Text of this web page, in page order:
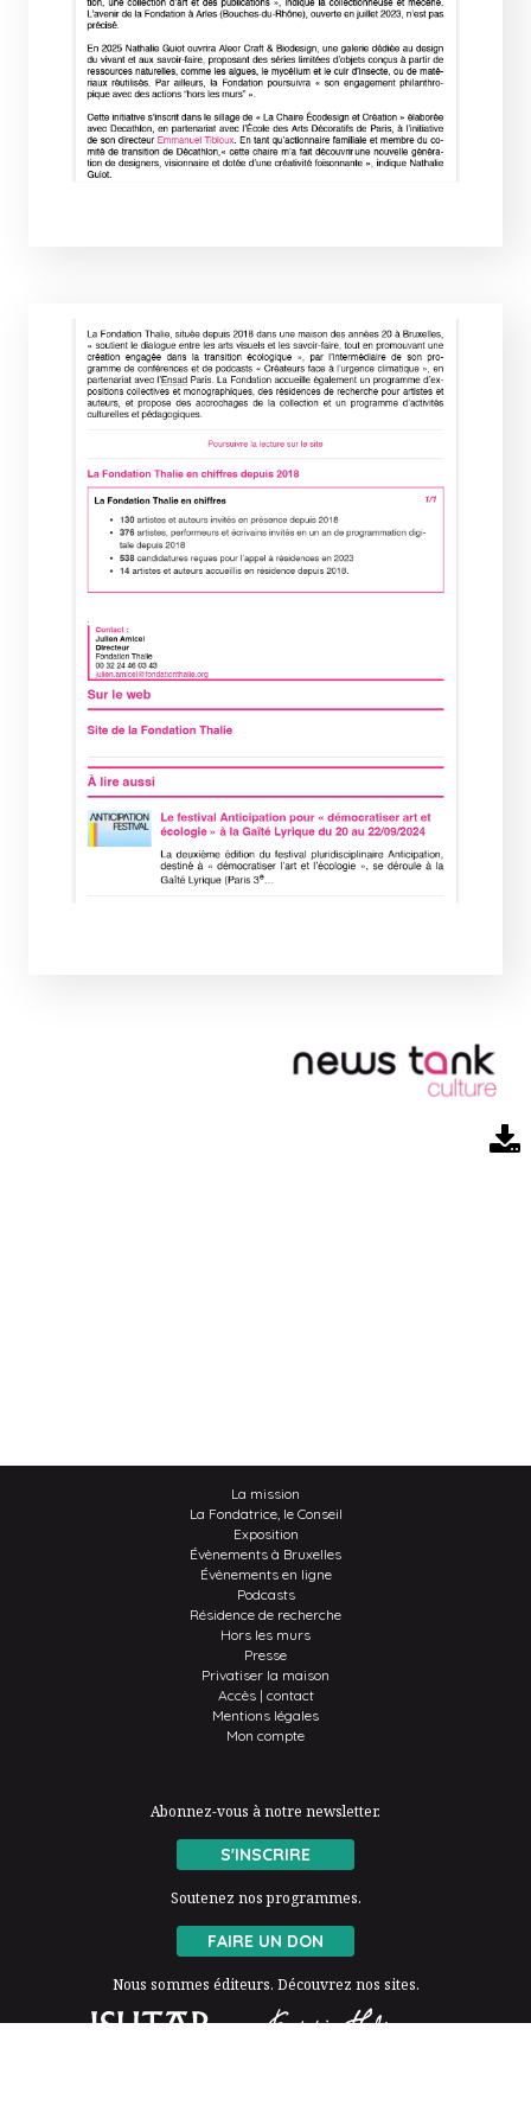
La mission
La Fondatrice, le Conseil
Exposition
Évènements à Bruxelles
Évènements en ligne
Podcasts
Résidence de recherche
Hors les murs
Presse
Privatiser la maison
Accès | contact
Mentions légales
Mon compte
Abonnez-vous à notre newsletter.
S'INSCRIRE
Soutenez nos programmes.
FAIRE UN DON
Nous sommes éditeurs. Découvrez nos sites.